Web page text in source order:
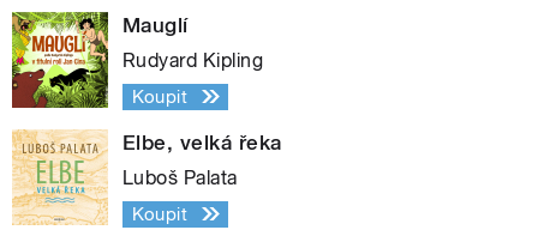
Mauglí
Rudyard Kipling
Koupit
Elbe, velká řeka
Luboš Palata
Koupit